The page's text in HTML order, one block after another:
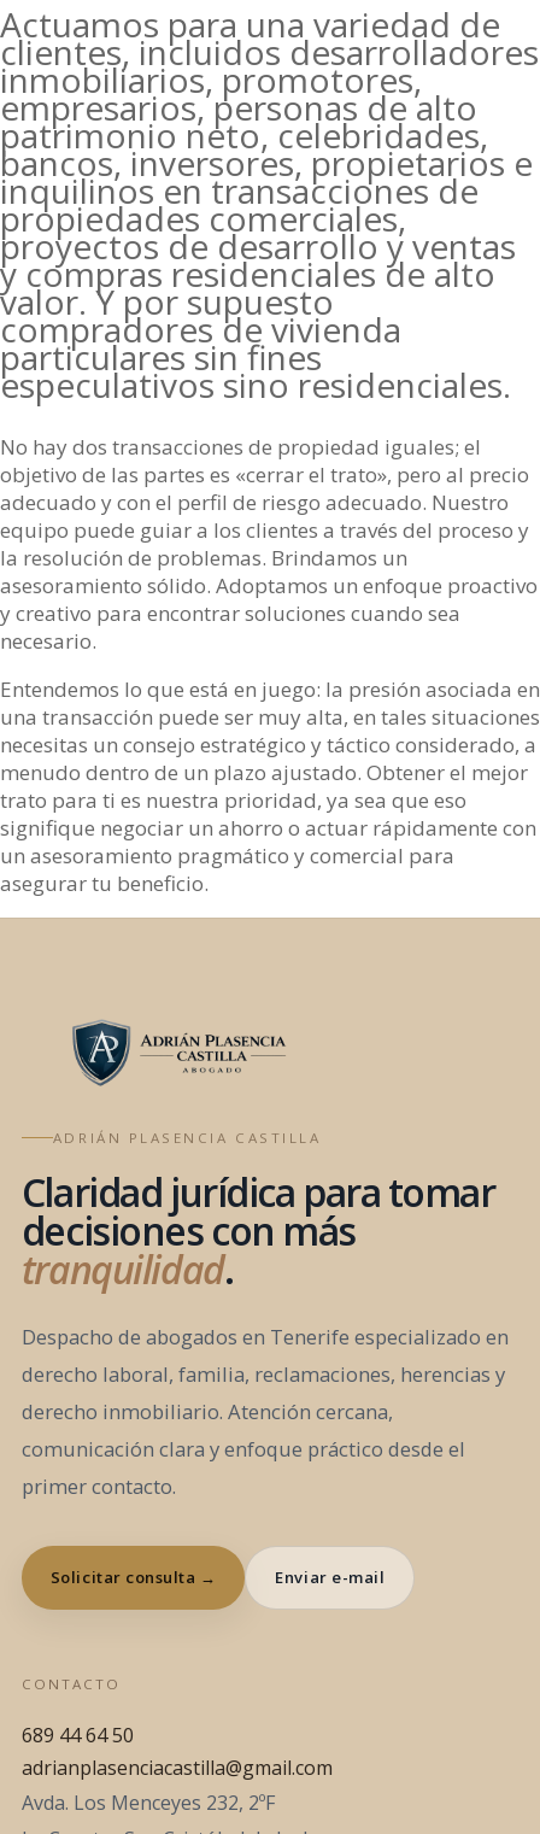
Actuamos para una variedad de
clientes, incluidos desarrolladores
inmobiliarios, promotores,
empresarios, personas de alto
patrimonio neto, celebridades,
bancos, inversores, propietarios e
inquilinos en transacciones de
propiedades comerciales,
proyectos de desarrollo y ventas
y compras residenciales de alto
valor. Y por supuesto
compradores de vivienda
particulares sin fines
especulativos sino residenciales.
No hay dos transacciones de propiedad iguales; el
objetivo de las partes es «cerrar el trato», pero al precio
adecuado y con el perfil de riesgo adecuado. Nuestro
equipo puede guiar a los clientes a través del proceso y
la resolución de problemas. Brindamos un
asesoramiento sólido. Adoptamos un enfoque proactivo
y creativo para encontrar soluciones cuando sea
necesario.
Entendemos lo que está en juego: la presión asociada en
una transacción puede ser muy alta, en tales situaciones
necesitas un consejo estratégico y táctico considerado, a
menudo dentro de un plazo ajustado. Obtener el mejor
trato para ti es nuestra prioridad, ya sea que eso
signifique negociar un ahorro o actuar rápidamente con
un asesoramiento pragmático y comercial para
asegurar tu beneficio.
ADRIÁN PLASENCIA CASTILLA
Claridad jurídica para tomar
decisiones con más
tranquilidad.
Despacho de abogados en Tenerife especializado en
derecho laboral, familia, reclamaciones, herencias y
derecho inmobiliario. Atención cercana,
comunicación clara y enfoque práctico desde el
primer contacto.
Solicitar consulta → Enviar e-mail
CONTACTO
689 44 64 50
adrianplasenciacastilla@gmail.com
Avda. Los Menceyes 232, 2ºF